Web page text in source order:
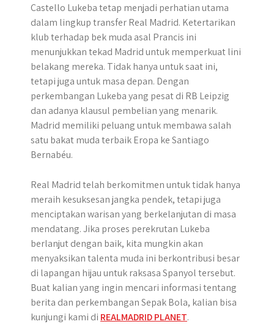
Castello Lukeba tetap menjadi perhatian utama
dalam lingkup transfer Real Madrid. ​Ketertarikan
klub terhadap bek muda asal Prancis ini
menunjukkan tekad Madrid untuk memperkuat lini
belakang mereka. Tidak hanya untuk saat ini,
tetapi juga untuk masa depan.​ Dengan
perkembangan Lukeba yang pesat di RB Leipzig
dan adanya klausul pembelian yang menarik.
Madrid memiliki peluang untuk membawa salah
satu bakat muda terbaik Eropa ke Santiago
Bernabéu.
Real Madrid telah berkomitmen untuk tidak hanya
meraih kesuksesan jangka pendek, tetapi juga
menciptakan warisan yang berkelanjutan di masa
mendatang. Jika proses perekrutan Lukeba
berlanjut dengan baik, kita mungkin akan
menyaksikan talenta muda ini berkontribusi besar
di lapangan hijau untuk raksasa Spanyol tersebut.
Buat kalian yang ingin mencari informasi tentang
berita dan perkembangan Sepak Bola, kalian bisa
kunjungi kami di REALMADRID PLANET.